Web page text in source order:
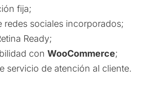
fija;
redes sociales incorporados;
Ready;
con WooCommerce;
servicio de atención al cliente.